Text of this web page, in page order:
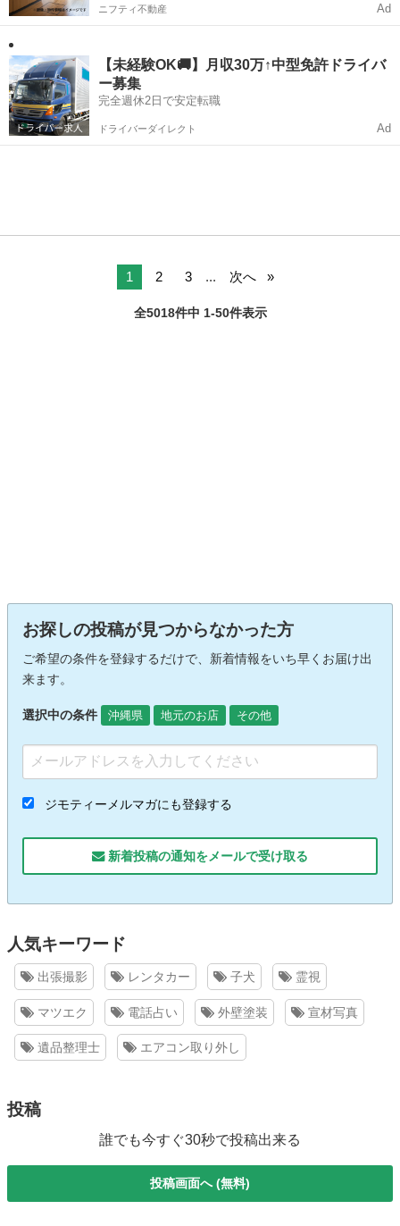
ニフティ不動産 Ad
【未経験OK🚚】月収30万↑中型免許ドライバ
ー募集
完全週休2日で安定転職
ドライバーダイレクト Ad
1 2 3 ... 次へ
全5018件中 1-50件表示
お探しの投稿が見つからなかった方
ご希望の条件を登録するだけで、新着情報をいち早くお届け出
来ます。
選択中の条件 沖縄県 地元のお店 その他
ジモティーメルマガにも登録する
新着投稿の通知をメールで受け取る
人気キーワード
出張撮影 レンタカー 子犬 霊視
マツエク 電話占い 外壁塗装 宣材写真
遺品整理士 エアコン取り外し
投稿
誰でも今すぐ30秒で投稿出来る
投稿画面へ (無料)